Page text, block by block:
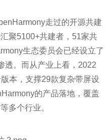
走过的开源共建
聚5100+共建者，51家共
生态委员会已经设立了
透。而从产业上看，2022
本，支撑29款复杂带屏设
的产品落地，覆盖
多个行业。